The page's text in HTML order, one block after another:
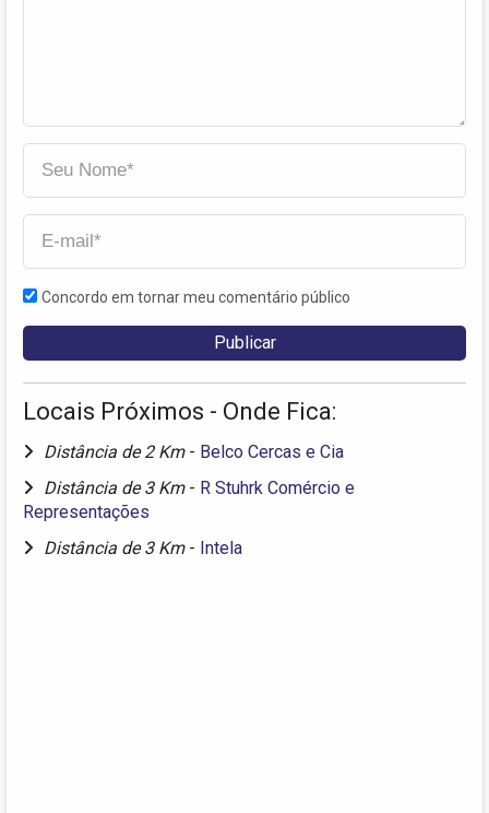
Concordo em tornar meu comentário público
Locais Próximos - Onde Fica:
Distância de 2 Km - Belco Cercas e Cia
Distância de 3 Km - R Stuhrk Comércio e
Representações
Distância de 3 Km - Intela